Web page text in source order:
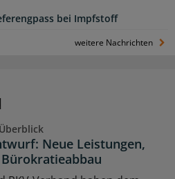
bei Impfstoff
weitere Nachrichten
Neue Leistungen,